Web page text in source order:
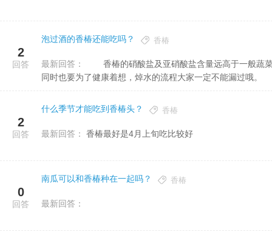
2
回答
泡过酒的香椿还能吃吗？ 香椿
最新回答：
同时也要为了健康着想，焯水的流程大家一定不能漏过哦。
2
回答
什么季节才能吃到香椿头？ 香椿
最新回答： 香椿最好是4月上旬吃比较好
0
回答
南瓜可以和香椿种在一起吗？ 香椿
最新回答：